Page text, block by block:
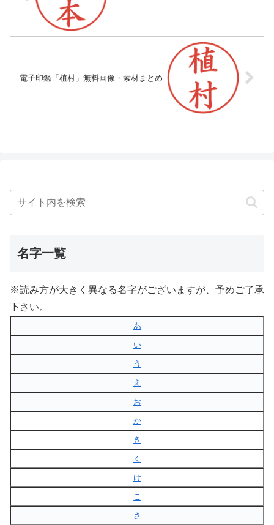
電子印鑑「植村」無料画像・素材まとめ
名字一覧
※読み方が大きく異なる名字がございますが、予めご了承
下さい。
あ
い
う
え
お
か
き
く
け
こ
さ